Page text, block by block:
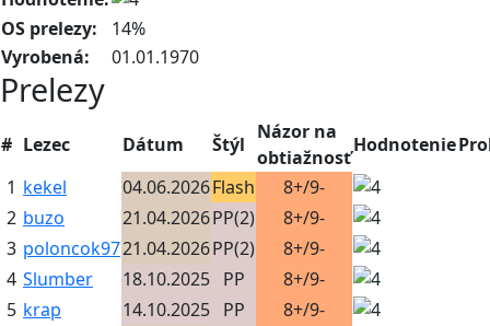
OS prelezy:
14%
Vyrobená:
01.01.1970
Prelezy
# Lezec Dátum Štýl
Názor na
obtiažnosť
Hodnotenie
1 kekel 04.06.2026Flash
8+/9-
2 buzo 21.04.2026PP(2)
8+/9-
3 poloncok9721.04.2026PP(2)
8+/9-
4 Slumber 18.10.2025 PP
8+/9-
5 krap 14.10.2025 PP
8+/9-